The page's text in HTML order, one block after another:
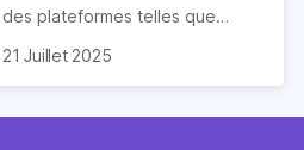
des plateformes telles que
cou aux idées reçues sur
bien entendu) pour louer sur
21 Juillet 2025